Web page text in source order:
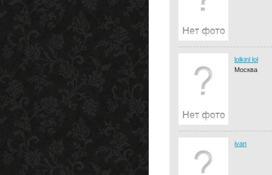
lolkinl lol
Москва
ivan